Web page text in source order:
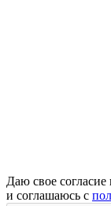
Даю свое
и соглашаюсь с